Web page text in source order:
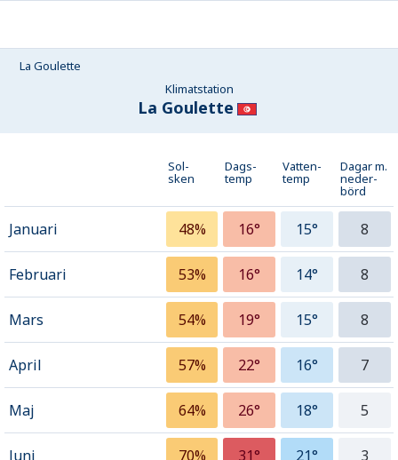
La Goulette
Klimatstation
La Goulette
Sol-
sken
Dags-
temp
Vatten-
temp
Dagar m.
neder­
börd
Januari 48% 16° 15° 8
Februari 53% 16° 14° 8
Mars 54% 19° 15° 8
April 57% 22° 16° 7
Maj 64% 26° 18° 5
Juni 70% 31° 21° 3